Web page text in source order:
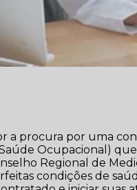
a procura por uma
Ocupacional)
Regional de
condições de